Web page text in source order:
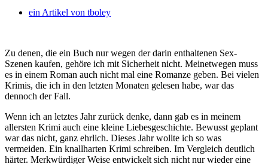
ein Artikel von tboley
Zu denen, die ein Buch nur wegen der darin enthaltenen Sex-
Szenen kaufen, gehöre ich mit Sicherheit nicht. Meinetwegen muss
es in einem Roman auch nicht mal eine Romanze geben. Bei vielen
Krimis, die ich in den letzten Monaten gelesen habe, war das
dennoch der Fall.
Wenn ich an letztes Jahr zurück denke, dann gab es in meinem
allersten Krimi auch eine kleine Liebesgeschichte. Bewusst geplant
war das nicht, ganz ehrlich. Dieses Jahr wollte ich so was
vermeiden. Ein knallharten Krimi schreiben. Im Vergleich deutlich
härter. Merkwürdiger Weise entwickelt sich nicht nur wieder eine